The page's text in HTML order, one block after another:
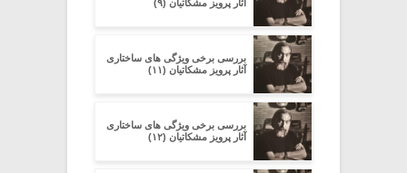
آثار پرویز مشکاتیان (۹)
بررسی برخی ویژگی های ساختاری
آثار پرویز مشکاتیان (۱۱)
بررسی برخی ویژگی های ساختاری
آثار پرویز مشکاتیان (۱۲)